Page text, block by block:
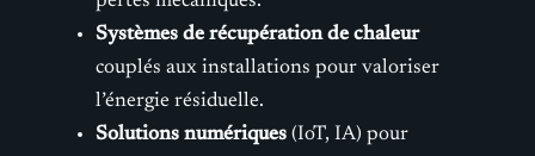
Systèmes de récupération de chaleur
couplés aux installations pour valoriser
l’énergie résiduelle.
Solutions numériques (IoT, IA) pour